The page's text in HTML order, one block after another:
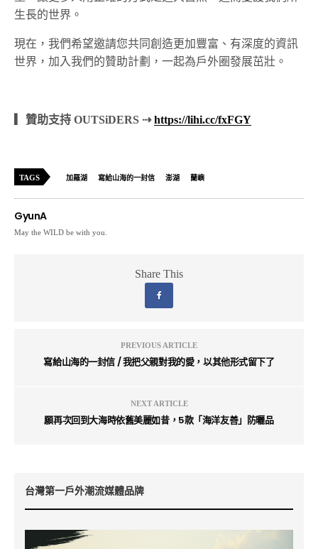
生長的世界。
現在，我們希望邀請您共同創造更加豐富、有深度的資訊
世界，加入我們的贊助計劃，一起為戶外圈發展茁壯。
▎贊助支持 OUTSiDERS ⇢https://lihi.cc/fxFGY
TAGS 加羅湖 寫給山海的一封信 澎湖 蘭嶼
GyunA
May the WILD be with you.
Share This
PREVIOUS ARTICLE
寫給山海的一封信 / 我把父親對我的愛，以其他形式留下了
NEXT ARTICLE
願再次回到大海時依舊美麗如昔，5款「海洋友善」防曬品
台灣第一戶外潮流媒體品牌